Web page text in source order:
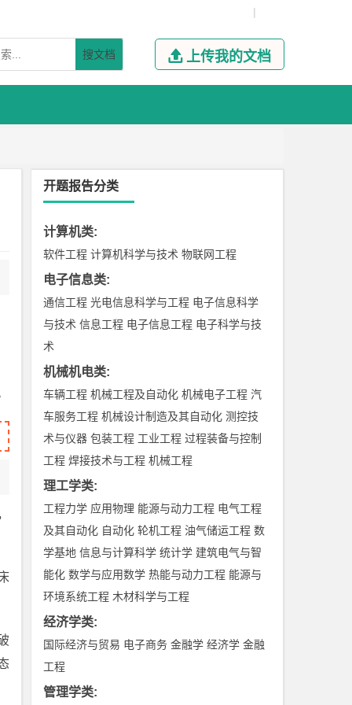
|
搜文档  上传我的文档
开题报告分类
计算机类:
软件工程 计算机科学与技术 物联网工程
电子信息类:
通信工程 光电信息科学与工程 电子信息科学
与技术 信息工程 电子信息工程 电子科学与技
术
机械机电类:
车辆工程 机械工程及自动化 机械电子工程 汽
车服务工程 机械设计制造及其自动化 测控技
术与仪器 包装工程 工业工程 过程装备与控制
工程 焊接技术与工程 机械工程
理工学类:
工程力学 应用物理 能源与动力工程 电气工程
及其自动化 自动化 轮机工程 油气储运工程 数
学基地 信息与计算科学 统计学 建筑电气与智
能化 数学与应用数学 热能与动力工程 能源与
环境系统工程 木材科学与工程
经济学类:
国际经济与贸易 电子商务 金融学 经济学 金融
工程
管理学类: